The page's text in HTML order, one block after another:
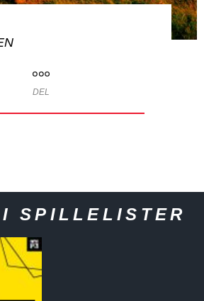
DEL
SPILLELISTER